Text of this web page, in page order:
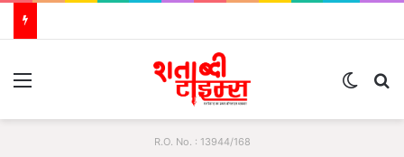
R.O. No. : 13944/168